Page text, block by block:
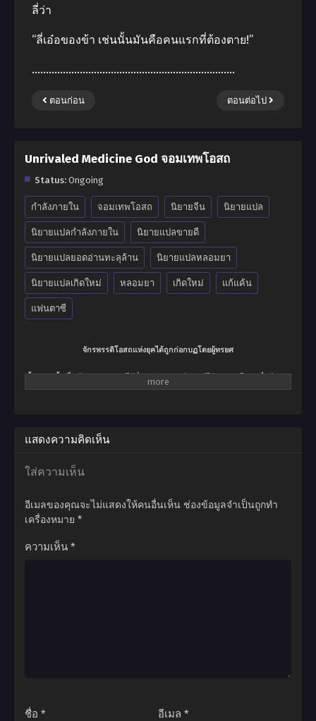
ลี่ว่า
“ลี่เอ๋อของข้า เช่นนั้นมันคือคนแรกที่ต้องตาย!”
………………………………………………………………
ตอนก่อน ตอนต่อไป
Unrivaled Medicine God จอมเทพโอสถ
Status: Ongoing
กำลังภายใน จอมเทพโอสถ นิยายจีน นิยายแปล
นิยายแปลกำลังภายใน นิยายแปลขายดี
นิยายแปลยอดอ่านทะลุล้าน นิยายแปลหลอมยา
นิยายแปลเกิดใหม่ หลอมยา เกิดใหม่ แก้แค้น
แฟนตาซี
จักรพรรดิโอสถแห่งยุคได้ถูกก่อกบฏโดยผู้ทรยศ
ที่จะสิ้นชีพลง….
แสดงความคิดเห็น
ใส่ความเห็น
อีเมลของคุณจะไม่แสดงให้คนอื่นเห็น ช่องข้อมูลจำเป็นถูกทำ
เครื่องหมาย *
ความเห็น *
ชื่อ * อีเมล *